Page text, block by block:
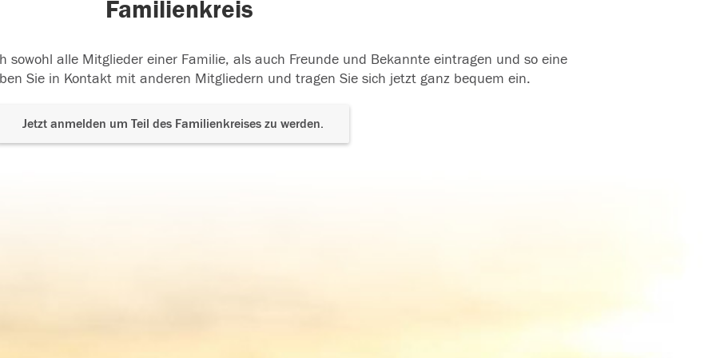
Familienkreis
sowohl alle Mitglieder einer Familie, als auch Freunde und Bekannte eintragen und so eine
Sie in Kontakt mit anderen Mitgliedern und tragen Sie sich jetzt ganz bequem ein.
Jetzt anmelden um Teil des Familienkreises zu werden.